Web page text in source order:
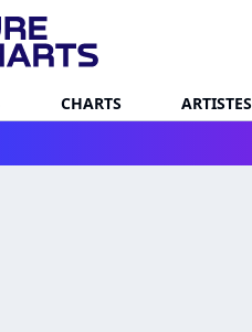
CHARTS ARTISTES